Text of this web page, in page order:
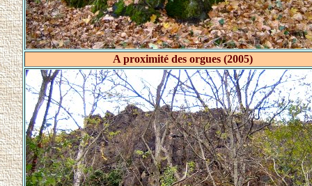
A proximité des orgues (2005)